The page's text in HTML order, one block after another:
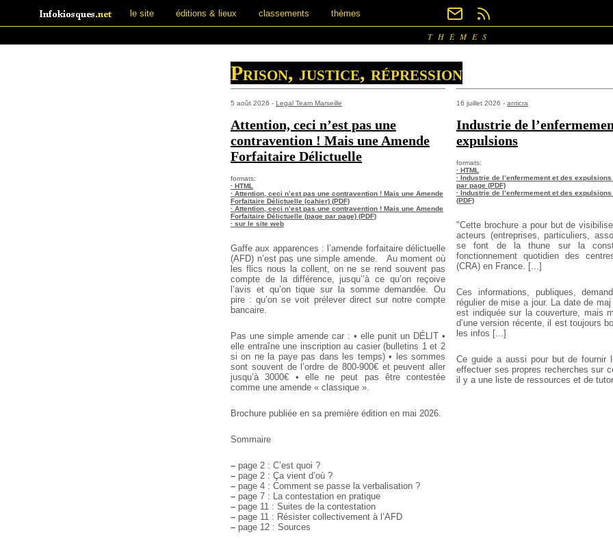
le site éditions & lieux classements thèmes
THÈMES
Prison, justice, répression
5 août 2026 - Legal Team Marseille
Attention, ceci n’est pas une
contravention ! Mais une Amende
Forfaitaire Délictuelle
formats:
· HTML
· Attention, ceci n’est pas une contravention ! Mais une Amende
Forfaitaire Délictuelle (cahier) (PDF)
· Attention, ceci n’est pas une contravention ! Mais une Amende
Forfaitaire Délictuelle (page par page) (PDF)
· sur le site web
Gaffe aux apparences : l’amende forfaitaire délictuelle
(AFD) n’est pas une simple amende.
Au moment où
les flics nous la collent, on ne se rend souvent pas
compte de la différence, jusqu’’à ce qu’on reçoive
l’avis et qu’on tique sur la somme demandée. Ou
pire : qu’on se voit prélever direct sur notre compte
bancaire.
Pas une simple amende car : • elle punit un DÉLIT •
elle entraîne une inscription au casier (bulletins 1 et 2
si on ne la paye pas dans les temps)• les sommes
sont souvent de l’ordre de 800-900€ et peuvent aller
jusqu’à 3000€ • elle ne peut pas être contestée
comme une amende « classique ».
Brochure publiée en sa première édition en mai 2026.
Sommaire
– page 2 : C’est quoi ?
– page 2 : Ça vient d’où ?
– page 4 : Comment se passe la verbalisation ?
– page 7 : La contestation en pratique
– page 11 : Suites de la contestation
– page 11 : Résister collectivement à l’AFD
– page 12 : Sources
16 juillet 2026 - anticra
Industrie de
expulsions
formats:
· HTML
· Industrie de l’enfermement et des
par page (PDF)
· Industrie de l’enfermement et des
(PDF)
"Cette brochure a pour but de
acteurs (entreprises, particuliers,
se font de la thune sur la
fonctionnement quotidien des
(CRA) en France. [...]
Ces informations, publiques,
régulier de mise a jour. La date de
est indiquée sur la couverture, mais
d’une version récente, il est toujours
les infos [...]
Ce guide a aussi pour but de fournir
effectuer ses propres recherches sur
il y a une liste de ressources et de